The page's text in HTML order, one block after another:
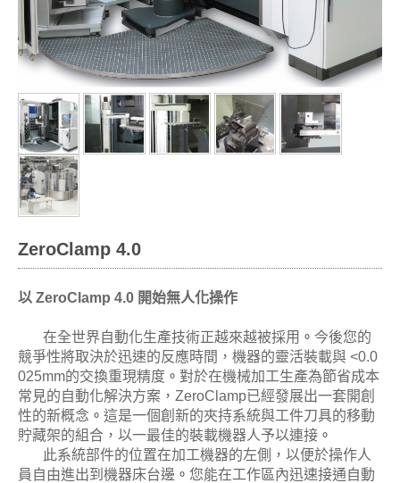
ZeroClamp 4.0
以 ZeroClamp 4.0 開始無人化操作
在全世界自動化生產技術正越來越被採用 。 今後您的
競爭性將取決於迅速的反應時間，機器的靈活裝載與 ˂0.0
025mm的交換重現精度 。 對於在機械加工生產為節省成本
常見的自動化解決方案，ZeroClamp已經發展出一套開創
性的新概念 。 這是一個創新的夾持系統與工件刀具的移動
貯藏架的組合，以一最佳的裝載機器人予以連接 。
此系統部件的位置在加工機器的左側，以便於操作人
員自由進出到機器床台邊 。 您能在工作區內迅速接通自動